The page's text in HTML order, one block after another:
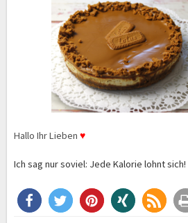
Hallo Ihr Lieben ♥
Ich sag nur soviel: Jede Kalorie lohnt sich!